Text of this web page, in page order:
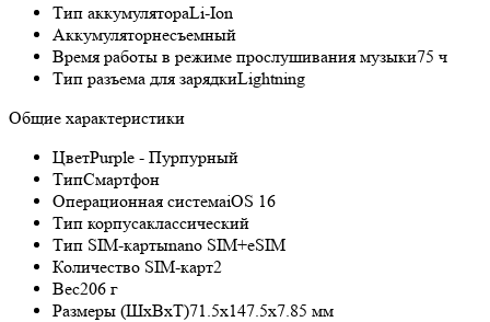
Тип аккумулятораLi-Ion
Аккумуляторнесъемный
Время работы в режиме прослушивания музыки75 ч
Тип разъема для зарядкиLightning
Общие характеристики
ЦветPurple - Пурпурный
ТипСмартфон
Операционная системаiOS 16
Тип корпусаклассический
Тип SIM-картыnano SIM+eSIM
Количество SIM-карт2
Вес206 г
Размеры (ШxВxТ)71.5x147.5x7.85 мм